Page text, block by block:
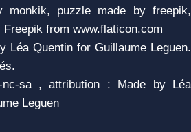
monkik, puzzle made by freepik,
Freepik from www.flaticon.com
Léa Quentin for Guillaume Leguen.
nc-sa , attribution : Made by Léa
Leguen